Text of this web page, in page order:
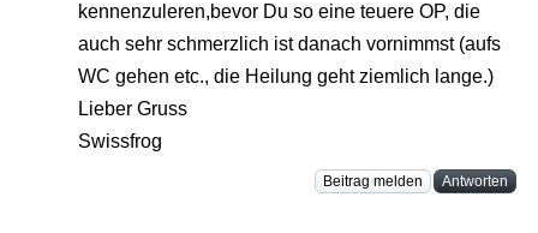
kennenzuleren,bevor Du so eine teuere OP, die
auch sehr schmerzlich ist danach vornimmst (aufs
WC gehen etc., die Heilung geht ziemlich lange.)
Lieber Gruss
Swissfrog
Beitrag melden Antworten